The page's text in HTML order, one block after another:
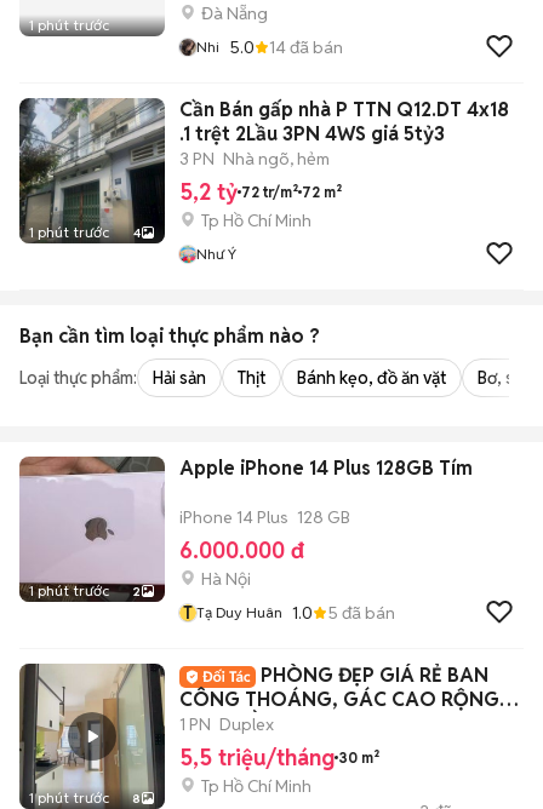
1 phút trước
Đà Nẵng
Nhi 5.0 14đã bán
1 phút trước 4
Cần Bán gấp nhà P TTN Q12.DT 4x18
.1 trệt 2Lầu 3PN 4WS giá 5tỷ3
3 PN Nhà ngõ, hẻm
5,2 tỷ 72 tr/m² 72 m²
Tp Hồ Chí Minh
Như Ý
Bạn cần tìm loại thực phẩm nào ?
Loại thực phẩm: Hải sản Thịt Bánh kẹo, đồ ăn vặt Bơ,
1 phút trước 2
Apple iPhone 14 Plus 128GB Tím
iPhone 14 Plus 128 GB
6.000.000 đ
Hà Nội
T Tạ Duy Huân 1.0 5 đã bán
1 phút trước 8
PHÒNG ĐẸP GIÁ RẺ BAN
CÔNG THOÁNG, GÁC CAO RỘNG
30m2 GẦN UTH, VLU, Q1
1 PN Duplex
5,5 triệu/tháng 30 m²
Tp Hồ Chí Minh